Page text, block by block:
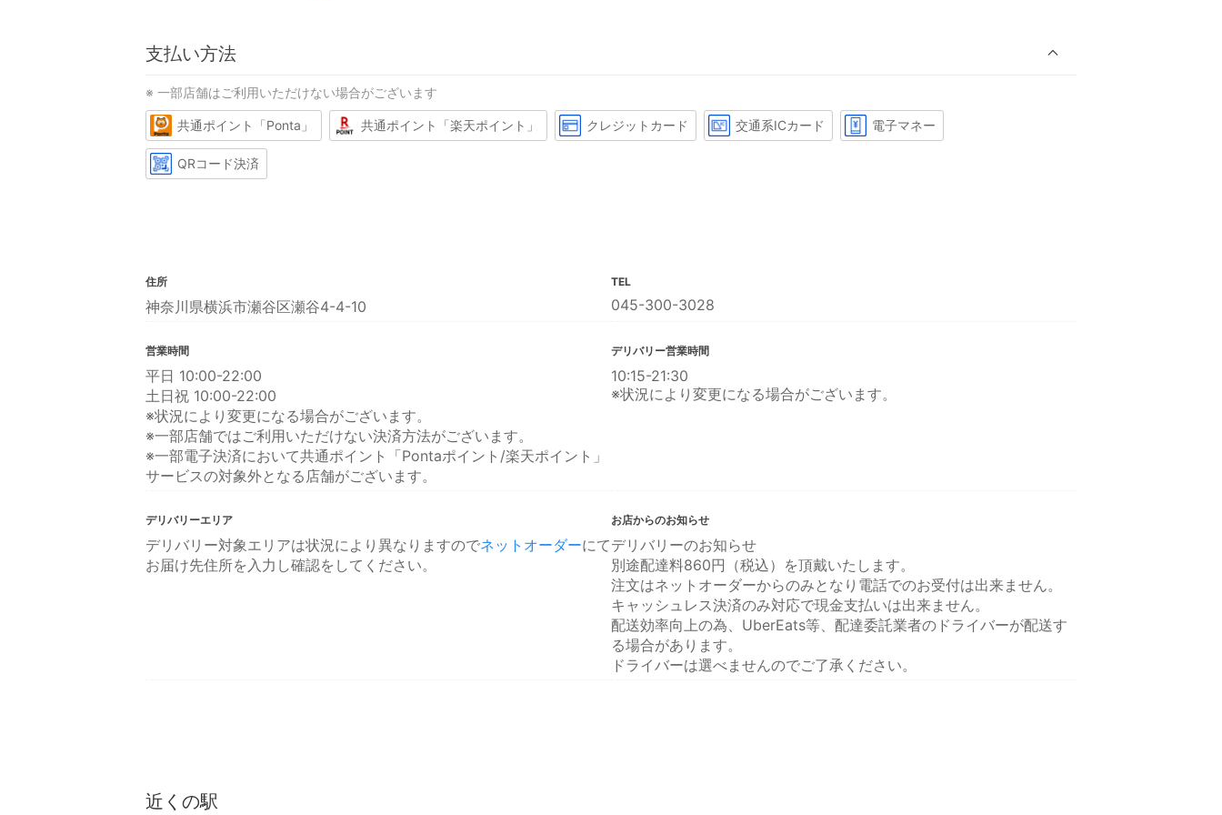
支払い方法
※ 一部店舗はご利用いただけない場合がございます
共通ポイント「Ponta」 共通ポイント「楽天ポイント」 クレジットカード 交通系ICカード 電子マネー
QRコード決済
住所
神奈川県横浜市瀬谷区瀬谷4-4-10
TEL
045-300-3028
営業時間
平日 10:00-22:00
土日祝 10:00-22:00
※状況により変更になる場合がございます。
※一部店舗ではご利用いただけない決済方法がございます。
※一部電子決済において共通ポイント「Pontaポイント/楽天ポイント」
サービスの対象外となる店舗がございます。
デリバリー営業時間
10:15-21:30
※状況により変更になる場合がございます。
デリバリーエリア
デリバリー対象エリアは状況により異なりますのでネットオーダーにて
お届け先住所を入力し確認をしてください。
お店からのお知らせ
デリバリーのお知らせ
別途配達料860円（税込）を頂戴いたします。
注文はネットオーダーからのみとなり電話でのお受付は出来ません。
キャッシュレス決済のみ対応で現金支払いは出来ません。
配送効率向上の為、UberEats等、配達委託業者のドライバーが配送す
る場合があります。
ドライバーは選べませんのでご了承ください。
近くの駅